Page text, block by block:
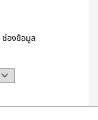
ช่องข้อมูล